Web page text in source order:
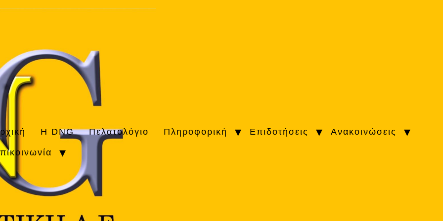
H DNG Πελατολόγιο Πληροφορική Επιδοτήσεις Ανακοινώσεις